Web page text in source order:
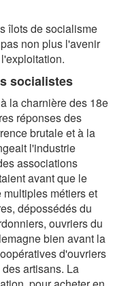
îlots de socialisme
non plus l'avenir
socialistes
la charnière des 18e
réponses des
brutale et à la
l'industrie
associations
avant que le
métiers et
dépossédés du
ouvriers du
bien avant la
d'ouvriers
artisans. La